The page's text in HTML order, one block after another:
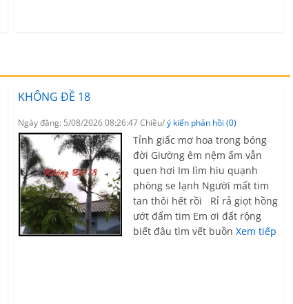
KHÔNG ĐỀ 18
Ngày đăng: 5/08/2026 08:26:47 Chiều/ý kiến phản hồi (0)
Tỉnh giấc mơ hoa trong bóng
đời Giường êm nệm ấm vẫn
quen hơi Im lìm hiu quạnh
phòng se lạnh Người mất tim
tan thôi hết rồi Rỉ rả giọt hồng
ướt đẩm tim Em ơi đất rộng
biết đâu tìm vết buồn Xem tiếp